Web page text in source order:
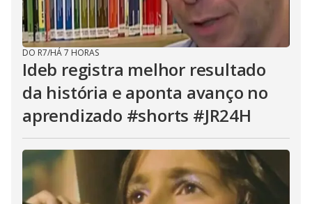
DO R7/HÁ 7 HORAS
Ideb registra melhor resultado
da história e aponta avanço no
aprendizado #shorts #JR24H